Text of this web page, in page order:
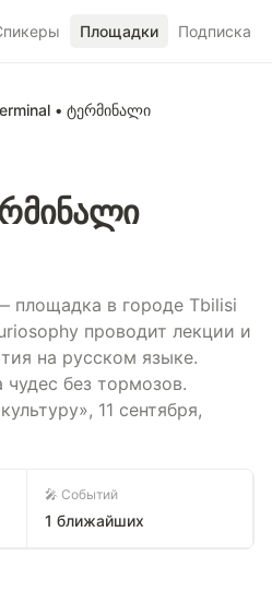
Площадки Подписка
• ტერმინალი
площадка в городе Tbilisi
проводит лекции и
на русском языке.
без тормозов.
11 сентября,
🎤 Событий
1 ближайших